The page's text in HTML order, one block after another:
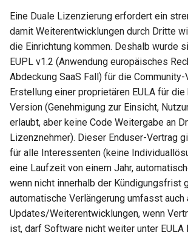
Eine Duale Lizenzierung erfordert ein
damit Weiterentwicklungen durch Dritte
die Einrichtung kommen. Deshalb wurde
EUPL v1.2 (Anwendung europäisches
Abdeckung SaaS Fall) für die
Erstellung einer proprietären EULA für
Version (Genehmigung zur Einsicht,
erlaubt, aber keine Code Weitergabe an
Lizenznehmer). Dieser Enduser-Vertrag
für alle Interessenten (keine
eine Laufzeit von einem Jahr,
wenn nicht innerhalb der Kündigungsfrist
automatische Verlängerung umfasst auch
Updates/Weiterentwicklungen, wenn
ist, darf Software nicht weiter unter EULA